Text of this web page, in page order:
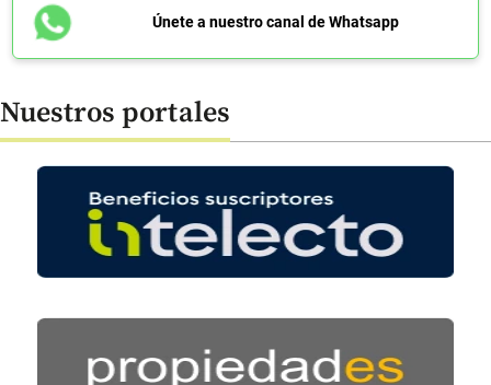
Únete a nuestro canal de Whatsapp
Nuestros portales